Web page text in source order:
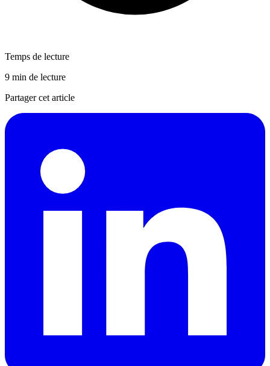
Temps de lecture
9 min de lecture
Partager cet article